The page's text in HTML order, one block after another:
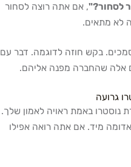
לסחור?", אם אתה רוצה לסחור
לא מתאים.
בקש חוזה לדוגמה. דבר עם
אלה שהחברה מפנה אליהם.
גרועה
באמת ראויה לאמון שלך.
מיד. אם אתה רואה אפילו